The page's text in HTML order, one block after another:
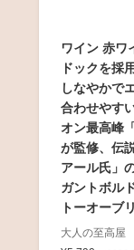
ワイン 赤ワ
ドックを採
しなやかで
合わせやす
オン最高峰
が監修、伝
アール氏」
ガントボル
トーオーブ
大人の至高屋